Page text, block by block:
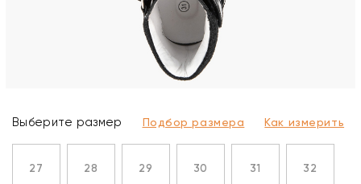
Выберите размер Подбор размера Как измерить
27 28 29 30 31 32